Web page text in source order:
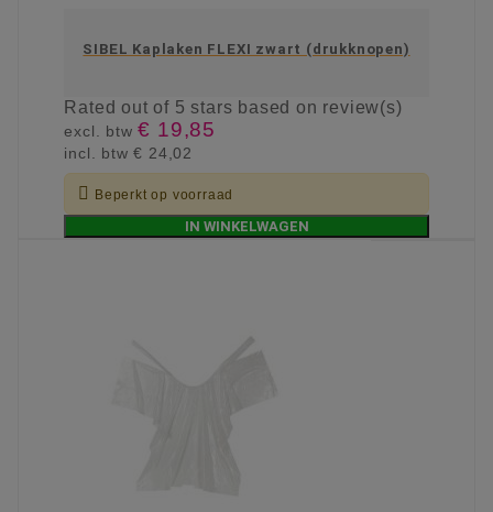
SIBEL Kaplaken FLEXI zwart (drukknopen)
Ratedout of 5 stars based on review(s)
excl. btw€ 19,85
incl. btw€ 24,02
 Beperkt op voorraad
IN WINKELWAGEN